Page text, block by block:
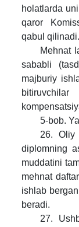
holatlarda
qaror
qabul qilinadi.
Mehnat
sababli
majburiy
5-bob.
26. Oliy
diplomning
muddatini
mehnat
ishlab
beradi.
27. Ushbu